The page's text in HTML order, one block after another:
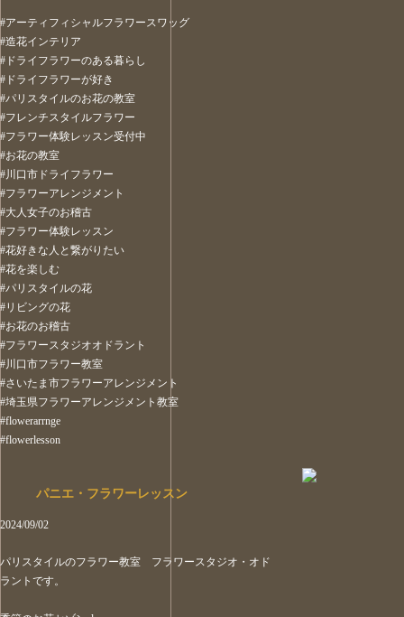
#アーティフィシャルフラワースワッグ
#造花インテリア
#ドライフラワーのある暮らし
#ドライフラワーが好き
#パリスタイルのお花の教室
#フレンチスタイルフラワー
#フラワー体験レッスン受付中
#お花の教室
#川口市ドライフラワー
#フラワーアレンジメント
#大人女子のお稽古
#フラワー体験レッスン
#花好きな人と繋がりたい
#花を楽しむ
#パリスタイルの花
#リビングの花
#お花のお稽古
#フラワースタジオオドラント
#川口市フラワー教室
#さいたま市フラワーアレンジメント
#埼玉県フラワーアレンジメント教室
#flowerarrnge
#flowerlesson
パニエ・フラワーレッスン
2024/09/02
パリスタイルのフラワー教室 フラワースタジオ・オド
ラントです。